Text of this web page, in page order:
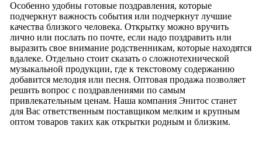
Особенно удобны готовые поздравления, которые
подчеркнут важность события или подчеркнут лучшие
качества близкого человека. Открытку можно вручить
лично или послать по почте, если надо поздравить или
выразить свое внимание родственникам, которые находятся
вдалеке. Отдельно стоит сказать о сложнотехнической
музыкальной продукции, где к текстовому содержанию
добавится мелодия или песня. Оптовая продажа позволяет
решить вопрос с поздравлениями по самым
привлекательным ценам. Наша компания Энитос станет
для Вас ответственным поставщиком мелким и крупным
оптом товаров таких как открытки родным и близким.